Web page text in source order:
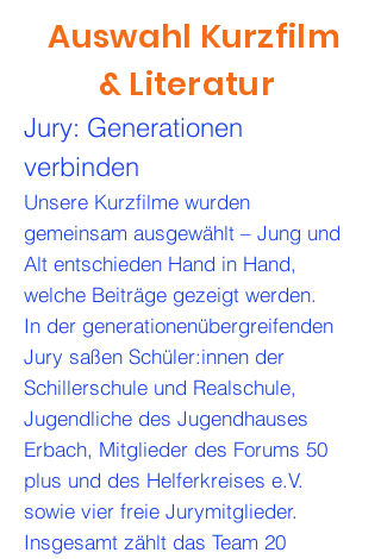
Auswahl Kurzfilm
& Literatur
Jury: Generationen
verbinden
Unsere Kurzfilme wurden
gemeinsam ausgewählt – Jung und
Alt entschieden Hand in Hand,
welche Beiträge gezeigt werden.
In der generationenübergreifenden
Jury saßen Schüler:innen der
Schillerschule und Realschule,
Jugendliche des Jugendhauses
Erbach, Mitglieder des Forums 50
plus und des Helferkreises e.V.
sowie vier freie Jurymitglieder.
Insgesamt zählt das Team 20